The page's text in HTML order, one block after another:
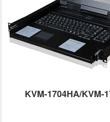
KVM-1704HA/KVM-